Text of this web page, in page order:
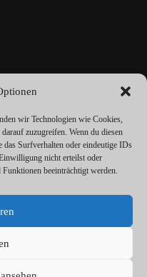
wir Technologien wie Cookies,
zuzugreifen. Wenn du diesen
Surfverhalten oder eindeutige IDs
nicht erteilst oder
beeinträchtigt werden.